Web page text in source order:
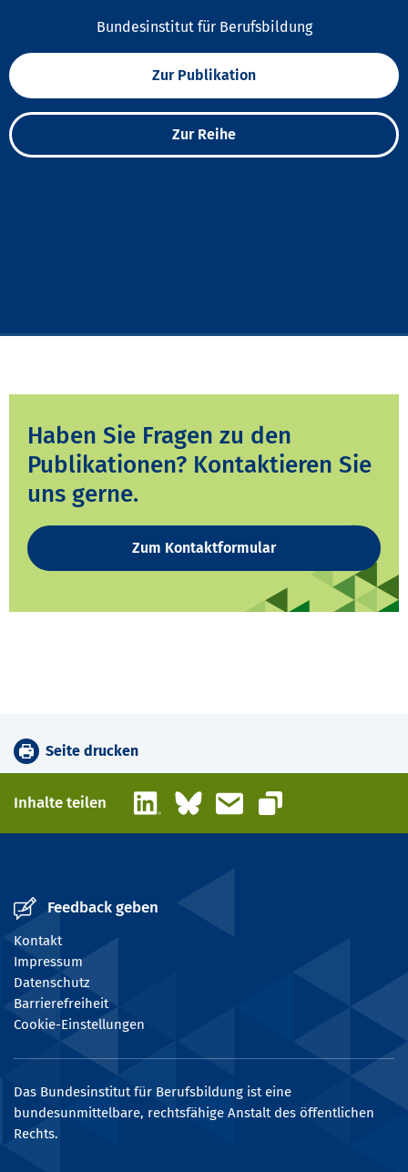
Bundesinstitut für Berufsbildung
Zur Publikation
Zur Reihe
Haben Sie Fragen zu den
Publikationen? Kontaktieren Sie
uns gerne.
Zum Kontaktformular
Seite drucken
Inhalte teilen LinkedInBlueskyE-Mail
Link kopieren
Feedback geben
Kontakt
Impressum
Datenschutz
Barrierefreiheit
Cookie-Einstellungen
Das Bundesinstitut für Berufsbildung ist eine
bundesunmittelbare, rechtsfähige Anstalt des öffentlichen
Rechts.